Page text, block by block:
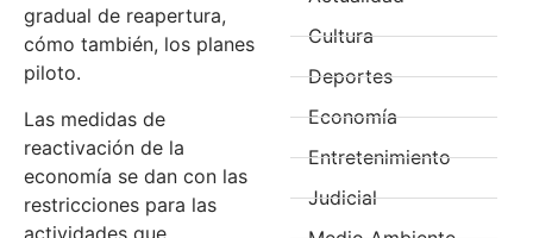
gradual de reapertura,
cómo también, los planes
piloto.
Las medidas de
reactivación de la
economía se dan con las
restricciones para las
actividades que
Cultura
Deportes
Economía
Entretenimiento
Judicial